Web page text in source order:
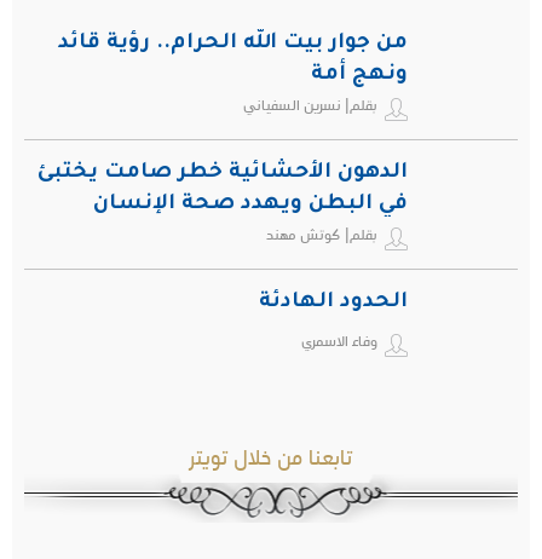
من جوار بيت الله الحرام.. رؤية قائد
ونهج أمة
بقلم| نسرين السفياني
الدهون الأحشائية خطر صامت يختبئ
في البطن ويهدد صحة الإنسان
بقلم| كوتش مهند
الحدود الهادئة
وفاء الاسمري
تابعنا من خلال تويتر